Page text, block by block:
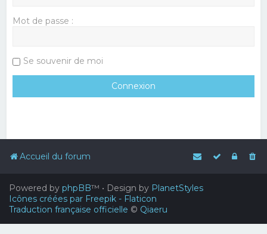
Mot de passe :
Se souvenir de moi
Accueil du forum
Powered by phpBB™ • Design by PlanetStyles
Icônes créées par Freepik - Flaticon
Traduction française officielle © Qiaeru